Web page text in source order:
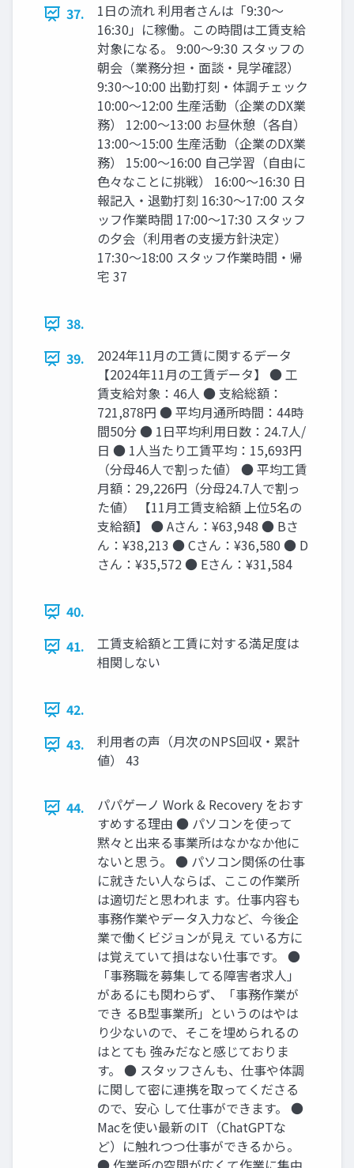
37.
1日の流れ 利用者さんは「9:30〜
16:30」に稼働。この時間は工賃支給
対象になる。 9:00〜9:30 スタッフの
朝会（業務分担・面談・見学確認）
9:30〜10:00 出勤打刻・体調チェック
10:00〜12:00 生産活動（企業のDX業
務） 12:00〜13:00 お昼休憩（各自）
13:00〜15:00 生産活動（企業のDX業
務） 15:00〜16:00 自己学習（自由に
色々なことに挑戦） 16:00〜16:30 日
報記入・退勤打刻 16:30〜17:00 スタ
ッフ作業時間 17:00〜17:30 スタッフ
の夕会（利用者の支援方針決定）
17:30〜18:00 スタッフ作業時間・帰
宅 37
38.
39.
2024年11月の工賃に関するデータ
【2024年11月の工賃データ】 ● 工
賃支給対象：46人 ● 支給総額：
721,878円 ● 平均月通所時間：44時
間50分 ● 1日平均利用日数：24.7人/
日 ● 1人当たり工賃平均：15,693円
（分母46人で割った値） ● 平均工賃
月額：29,226円（分母24.7人で割っ
た値） 【11月工賃支給額 上位5名の
支給額】 ● Aさん：¥63,948 ● Bさ
ん：¥38,213 ● Cさん：¥36,580 ● D
さん：¥35,572 ● Eさん：¥31,584
40.
41.
工賃支給額と工賃に対する満足度は
相関しない
42.
43.
利用者の声（月次のNPS回収・累計
値） 43
44.
パパゲーノ Work & Recovery をおす
すめする理由 ● パソコンを使って
黙々と出来る事業所はなかなか他に
ないと思う。 ● パソコン関係の仕事
に就きたい人ならば、ここの作業所
は適切だと思われま す。仕事内容も
事務作業やデータ入力など、今後企
業で働くビジョンが見え ている方に
は覚えていて損はない仕事です。 ●
「事務職を募集してる障害者求人」
があるにも関わらず、「事務作業が
でき るB型事業所」というのはやは
り少ないので、そこを埋められるの
はとても 強みだなと感じておりま
す。 ● スタッフさんも、仕事や体調
に関して密に連携を取ってくださる
ので、安心 して仕事ができます。 ●
Macを使い最新のIT（ChatGPTな
ど）に触れつつ仕事ができるから。